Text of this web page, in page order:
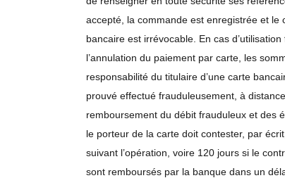
accepté, la commande est enregistrée et
bancaire est irrévocable. En cas
l’annulation du paiement par carte, les
responsabilité du titulaire d’une carte
prouvé effectué frauduleusement, à
remboursement du débit frauduleux et des
le porteur de la carte doit contester, par
suivant l’opération, voire 120 jours si le
sont remboursés par la banque dans un